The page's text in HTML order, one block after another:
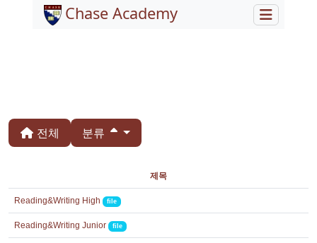
Chase Academy
전체 분류
제목
Reading&Writing High file
Reading&Writing Junior file